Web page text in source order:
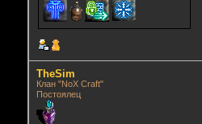
TheSim
Клан "NoX Craft"
Постоялец